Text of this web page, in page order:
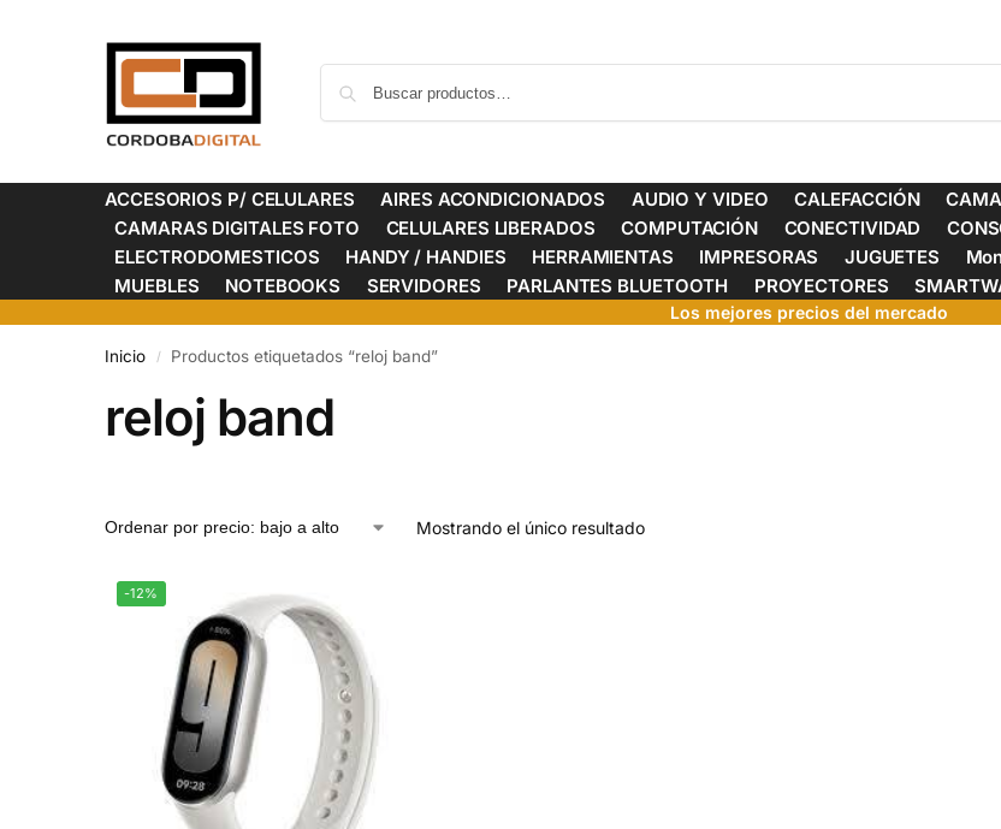
ACCESORIOS P/ CELULARES AIRES ACONDICIONADOS AUDIO Y VIDEO CALEFACCIÓN
CAMARAS DIGITALES FOTO
CELULARES LIBERADOS COMPUTACIÓN CONECTIVIDAD
ELECTRODOMESTICOS
HANDY / HANDIES HERRAMIENTAS IMPRESORAS JUGUETES
MUEBLES
NOTEBOOKS SERVIDORES PARLANTES BLUETOOTH PROYECTORES
Los mejores precios del mercado
Inicio / Productos etiquetados “reloj band”
reloj band
Mostrando el único resultado
-12%